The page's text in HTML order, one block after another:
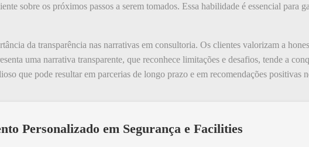
sobre os próximos passos a serem tomados. Essa habilidade é essencial para
da transparência nas narrativas em consultoria. Os clientes valorizam a
uma narrativa transparente, que reconhece limitações e desafios, tende a
que pode resultar em parcerias de longo prazo e em recomendações positivas
Personalizado em Segurança e Facilities